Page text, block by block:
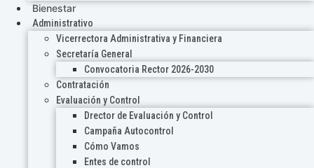
Bienestar
Administrativo
Vicerrectora Administrativa y Financiera
Secretaría General
Convocatoria Rector 2026-2030
Contratación
Evaluación y Control
Drector de Evaluación y Control
Campaña Autocontrol
Cómo Vamos
Entes de control